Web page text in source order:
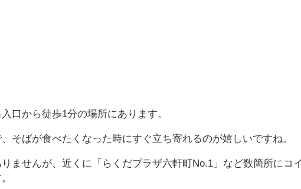
口から徒歩1分の場所にあります。
そばが食べたくなった時にすぐ立ち寄れるのが嬉しいですね。
ませんが、近くに「らくだプラザ六軒町No.1」など数箇所にコ